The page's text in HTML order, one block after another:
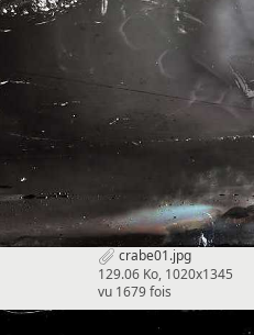
crabe01.jpg
129.06 Ko, 1020x1345
vu 1679 fois